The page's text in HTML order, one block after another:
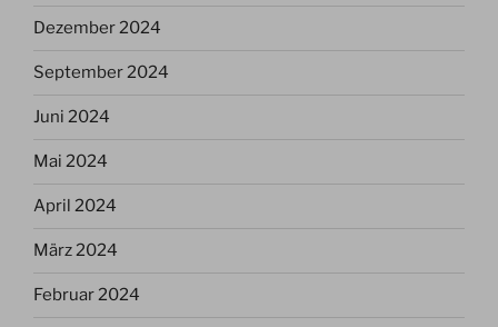
Dezember 2024
September 2024
Juni 2024
Mai 2024
April 2024
März 2024
Februar 2024